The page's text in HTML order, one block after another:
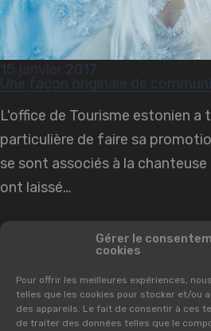
Gérer le
cookies
Pour offrir les meilleures expériences,
telles que les cookies pour stocker et/ou
des appareils. Le fait de consentir à ces
de traiter des données telles que le
15 janvier 2017
Une façon originale de
L'office de Tourisme estonien a
particulière de faire sa
se sont associés à la
ont laissé…
Lire la suite
© 2022 Ticcom-